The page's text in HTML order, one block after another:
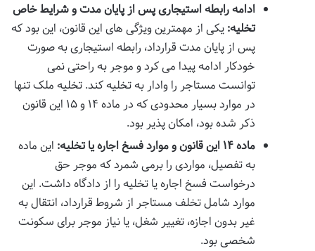
ادامه رابطه استیجاری پس از پایان مدت و شرایط خاص
تخلیه: یکی از مهمترین ویژگی های این قانون، این بود که
پس از پایان مدت قرارداد، رابطه استیجاری به صورت
خودکار ادامه پیدا می کرد و موجر به راحتی نمی
توانست مستاجر را وادار به تخلیه کند. تخلیه ملک تنها
در موارد بسیار محدودی که در ماده ۱۴ و ۱۵ این قانون
ذکر شده بود، امکان پذیر بود.
ماده ۱۴ این قانون و موارد فسخ اجاره یا تخلیه:
این ماده
به تفصیل، مواردی را برمی شمرد که موجر حق
درخواست فسخ اجاره یا تخلیه را از دادگاه داشت. این
موارد شامل تخلف مستاجر از شروط قرارداد، انتقال به
غیر بدون اجازه، تغییر شغل، یا نیاز موجر برای سکونت
شخصی بود.